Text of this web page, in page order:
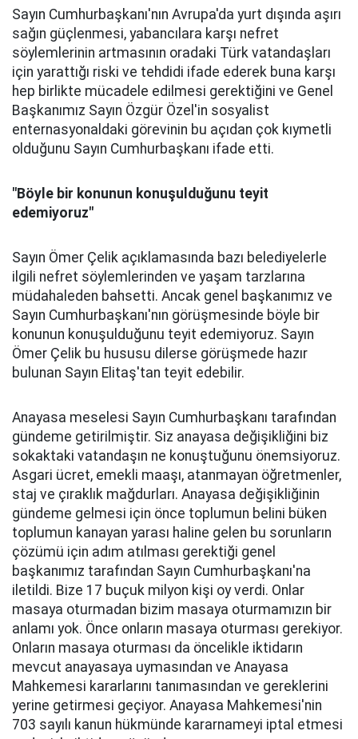
Sayın Cumhurbaşkanı'nın Avrupa'da yurt dışında aşırı
sağın güçlenmesi, yabancılara karşı nefret
söylemlerinin artmasının oradaki Türk vatandaşları
için yarattığı riski ve tehdidi ifade ederek buna karşı
hep birlikte mücadele edilmesi gerektiğini ve Genel
Başkanımız Sayın Özgür Özel'in sosyalist
enternasyonaldaki görevinin bu açıdan çok kıymetli
olduğunu Sayın Cumhurbaşkanı ifade etti.
"Böyle bir konunun konuşulduğunu teyit
edemiyoruz"
Sayın Ömer Çelik açıklamasında bazı belediyelerle
ilgili nefret söylemlerinden ve yaşam tarzlarına
müdahaleden bahsetti. Ancak genel başkanımız ve
Sayın Cumhurbaşkanı'nın görüşmesinde böyle bir
konunun konuşulduğunu teyit edemiyoruz. Sayın
Ömer Çelik bu hususu dilerse görüşmede hazır
bulunan Sayın Elitaş'tan teyit edebilir.
Anayasa meselesi Sayın Cumhurbaşkanı tarafından
gündeme getirilmiştir. Siz anayasa değişikliğini biz
sokaktaki vatandaşın ne konuştuğunu önemsiyoruz.
Asgari ücret, emekli maaşı, atanmayan öğretmenler,
staj ve çıraklık mağdurları. Anayasa değişikliğinin
gündeme gelmesi için önce toplumun belini büken
toplumun kanayan yarası haline gelen bu sorunların
çözümü için adım atılması gerektiği genel
başkanımız tarafından Sayın Cumhurbaşkanı'na
iletildi. Bize 17 buçuk milyon kişi oy verdi. Onlar
masaya oturmadan bizim masaya oturmamızın bir
anlamı yok. Önce onların masaya oturması gerekiyor.
Onların masaya oturması da öncelikle iktidarın
mevcut anayasaya uymasından ve Anayasa
Mahkemesi kararlarını tanımasından ve gereklerini
yerine getirmesi geçiyor. Anayasa Mahkemesi'nin
703 sayılı kanun hükmünde kararnameyi iptal etmesi